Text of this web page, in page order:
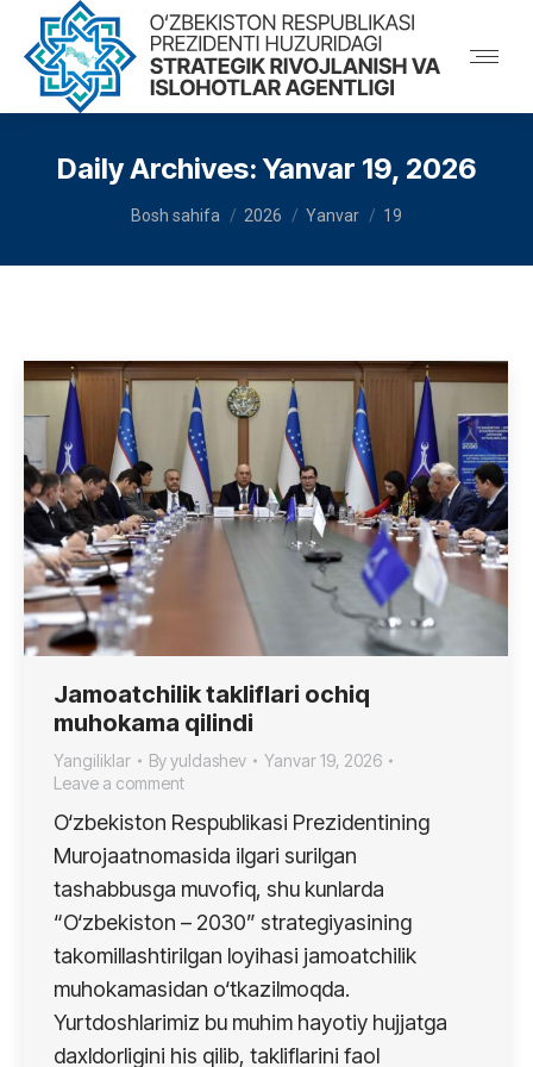
Daily Archives:Yanvar 19, 2026
You are here:
Bosh sahifa 2026 Yanvar 19
Jamoatchilik takliflari ochiq
muhokama qilindi
Yangiliklar Byyuldashev
Yanvar 19, 2026
Leave a comment
O‘zbekiston Respublikasi Prezidentining
Murojaatnomasida ilgari surilgan
tashabbusga muvofiq, shu kunlarda
“O‘zbekiston – 2030” strategiyasining
takomillashtirilgan loyihasi jamoatchilik
muhokamasidan o‘tkazilmoqda.
Yurtdoshlarimiz bu muhim hayotiy hujjatga
daxldorligini his qilib, takliflarini faol